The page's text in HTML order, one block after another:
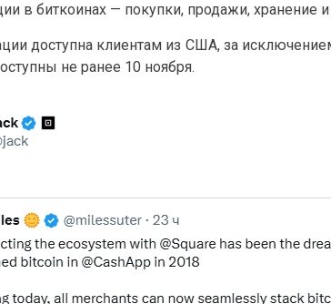
в биткоинах — покупки, продажи, хранение
доступна клиентам из США, за
не ранее 10 ноября.